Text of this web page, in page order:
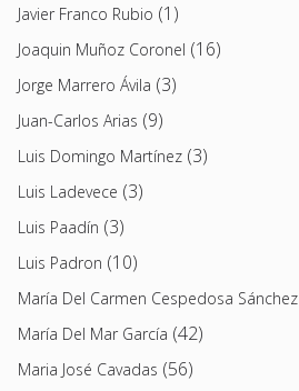
Javier Franco Rubio (1)
Joaquin Muñoz Coronel (16)
Jorge Marrero Ávila (3)
Juan-Carlos Arias (9)
Luis Domingo Martínez (3)
Luis Ladevece (3)
Luis Paadín (3)
Luis Padron (10)
María Del Carmen Cespedosa Sánchez
María Del Mar García (42)
Maria José Cavadas (56)